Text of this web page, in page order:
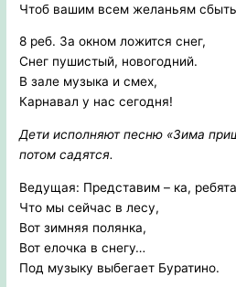
Чтоб вашим всем желаньям
8 реб. За окном ложится снег,
Снег пушистый, новогодний.
В зале музыка и смех,
Карнавал у нас сегодня!
Дети исполняют песню «Зима
потом садятся.
Ведущая: Представим – ка,
Что мы сейчас в лесу,
Вот зимняя полянка,
Вот елочка в снегу…
Под музыку выбегает Буратино.